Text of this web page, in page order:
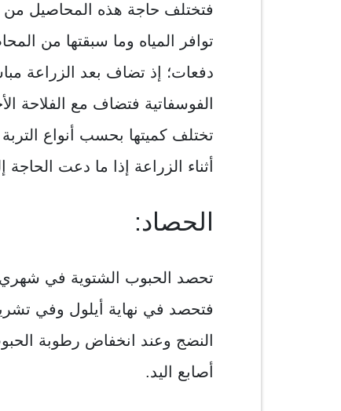
فتختلف حاجة هذه المحاصيل من
توافر المياه وما سبقتها من
دفعات؛ إذ تضاف بعد الزراعة
الفوسفاتية فتضاف مع الفلاحة
تختلف كميتها بحسب أنواع
أثناء الزراعة إذا ما دعت الحاجة
الحصاد:
تحصد الحبوب الشتوية في شهري
فتحصد في نهاية أيلول وفي
النضج وعند انخفاض رطوبة
أصابع اليد.